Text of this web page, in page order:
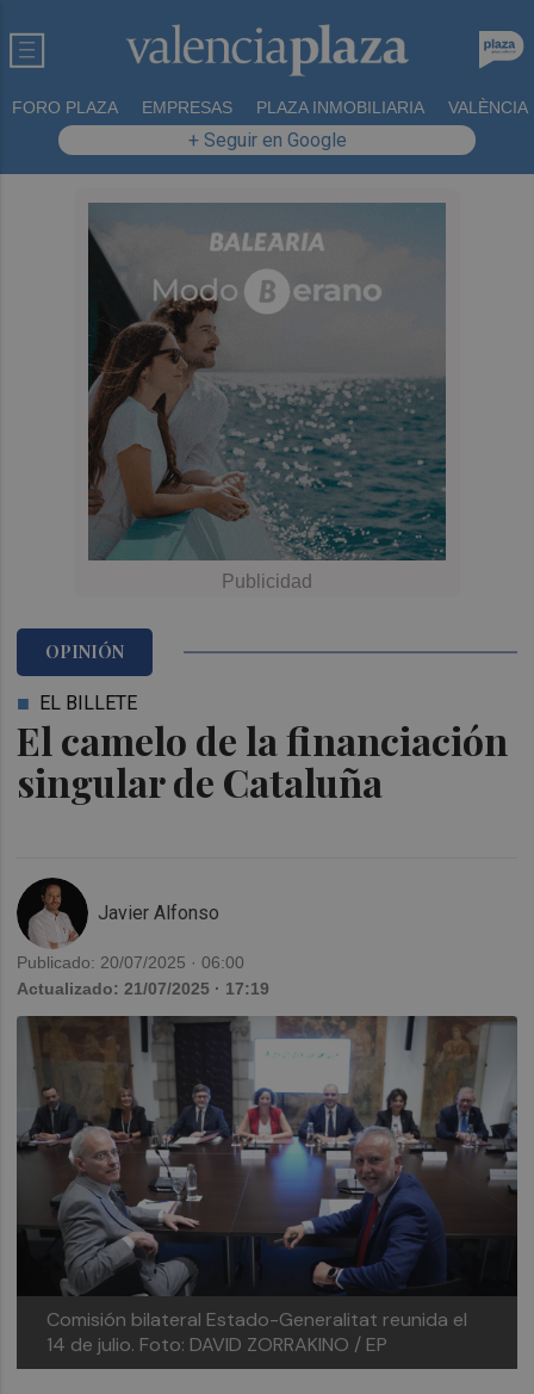
FORO PLAZA EMPRESAS PLAZA INMOBILIARIA VALÈNCIA
+ Seguir en Google
El camelo de la financiación
singular de Cataluña
OPINIÓN
EL BILLETE
Javier Alfonso
Publicado: 20/07/2025 · 06:00
Actualizado: 21/07/2025 · 17:19
Comisión bilateral Estado-Generalitat reunida el
14 de julio. Foto: DAVID ZORRAKINO / EP